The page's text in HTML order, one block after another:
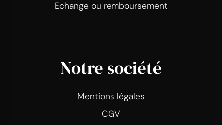
Echange ou remboursement
Notre société
Mentions légales
CGV